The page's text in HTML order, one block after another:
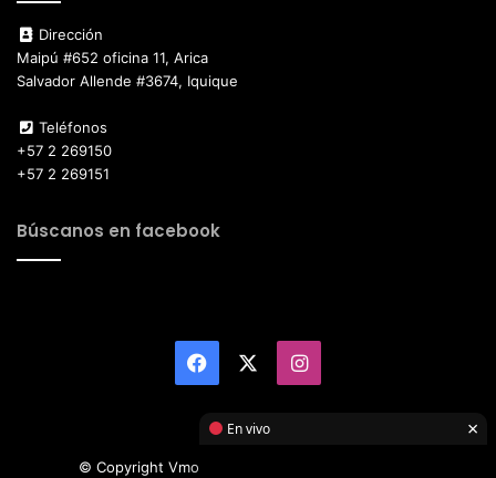
Dirección
Maipú #652 oficina 11, Arica
Salvador Allende #3674, Iquique
Teléfonos
+57 2 269150
+57 2 269151
Búscanos en facebook
Facebook Instagram
© Copyright Vmotor TI 2026, All Rights Reserved
En vivo ×